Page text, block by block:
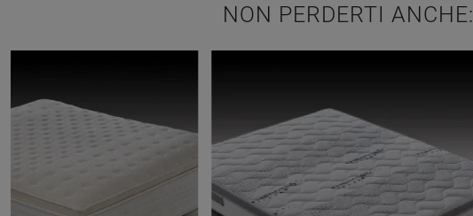
NON PERDERTI ANCHE: